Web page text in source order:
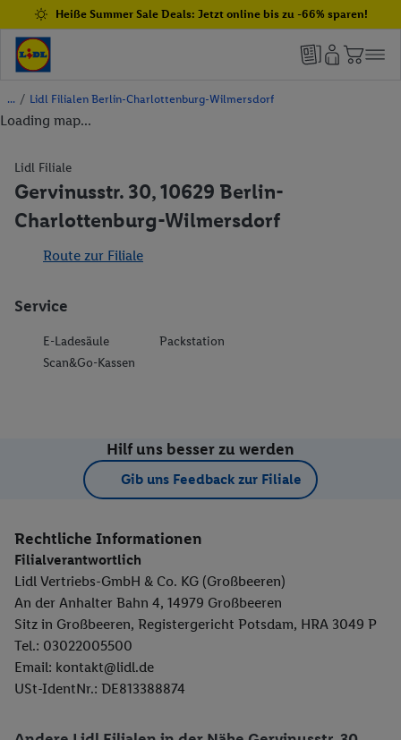
Heiße Summer Sale Deals: Jetzt online bis zu -66% sparen!
/ Lidl Filialen Berlin-Charlottenburg-Wilmersdorf
Loading map...
Lidl Filiale
Gervinusstr. 30, 10629 Berlin-
Charlottenburg-Wilmersdorf
Route zur Filiale
Service
E-Ladesäule
Packstation
Scan&Go-Kassen
Hilf uns besser zu werden
Gib uns Feedback zur Filiale
Rechtliche Informationen
Filialverantwortlich
Lidl Vertriebs-GmbH & Co. KG (Großbeeren)
An der Anhalter Bahn 4, 14979 Großbeeren
Sitz in Großbeeren, Registergericht Potsdam, HRA 3049 P
Tel.: 03022005500
Email: kontakt@lidl.de
USt-IdentNr.: DE813388874